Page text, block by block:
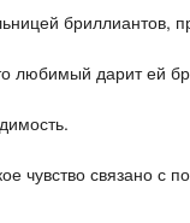
бриллиантов,
дарит ей
чувство связано